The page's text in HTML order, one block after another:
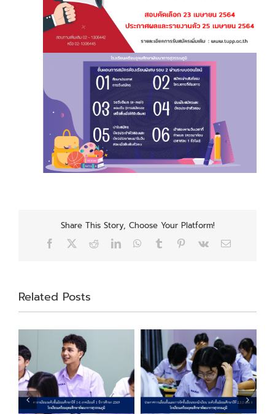
Share This Story, Choose Your Platform!
Facebook RedditLinkedInWhatsApp
Tumblr Pinterest
Vk Email
Related Posts